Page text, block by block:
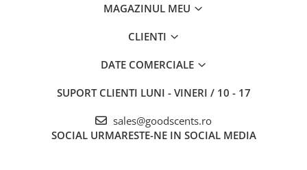
MAGAZINUL MEU
CLIENTI
DATE COMERCIALE
SUPORT CLIENTI LUNI - VINERI / 10 - 17
sales@goodscents.ro
SOCIAL URMARESTE-NE IN SOCIAL MEDIA